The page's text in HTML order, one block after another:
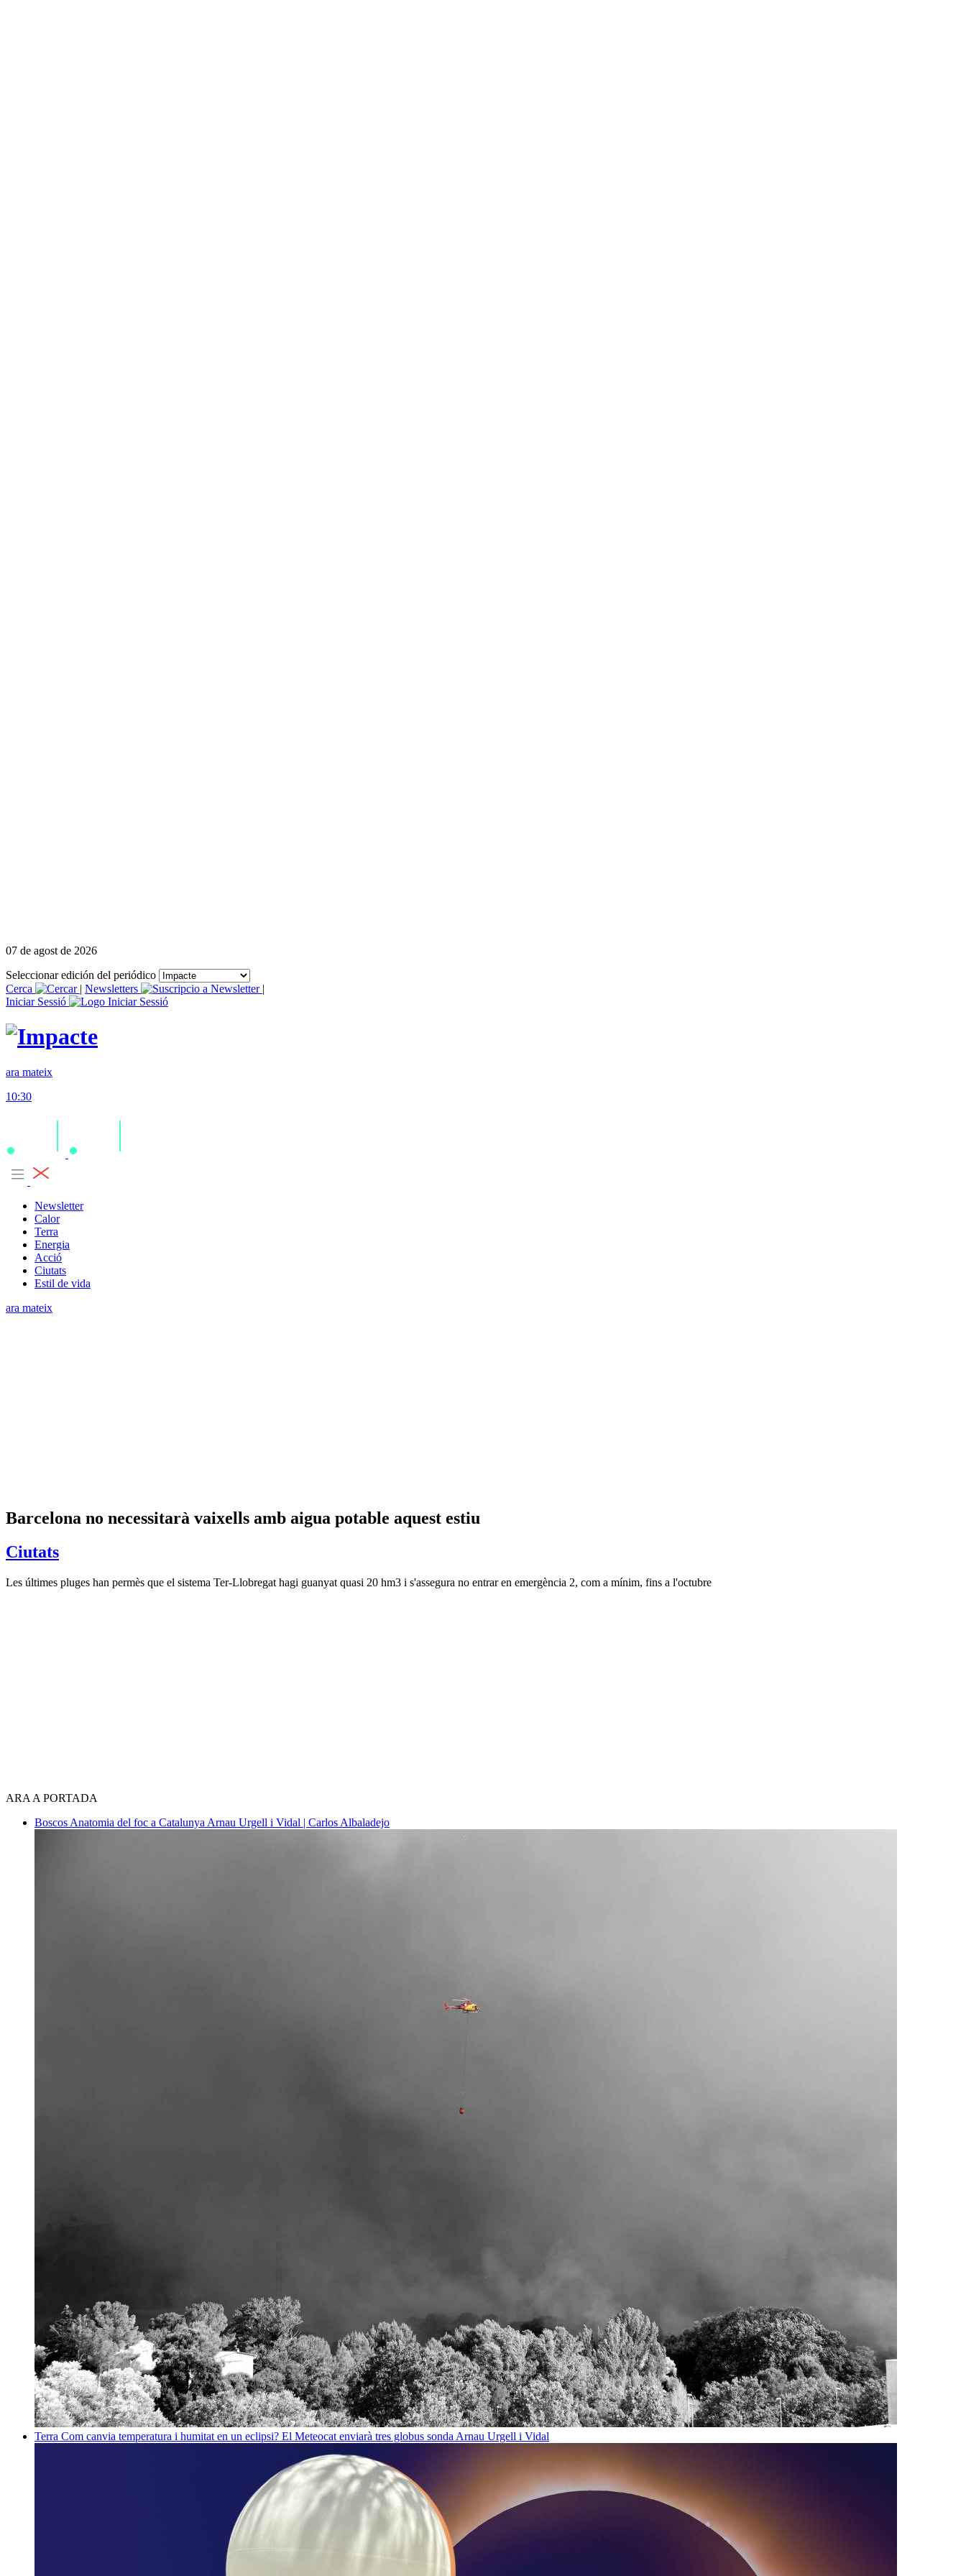
07 de agost de 2026
Seleccionar edición del periódico
Cerca
| Newsletters
|
Iniciar Sessió
ara mateix
10:30
Newsletter
Calor
Terra
Energia
Acció
Ciutats
Estil de vida
ara mateix
Barcelona no necessitarà vaixells amb aigua potable aquest estiu
Ciutats
Les últimes pluges han permès que el sistema Ter-Llobregat hagi guanyat quasi 20 hm3 i s'assegura no entrar en emergència 2, com a mínim, fins a l'octubre
ARA A PORTADA
Boscos Anatomia del foc a Catalunya Arnau Urgell i Vidal | Carlos Albaladejo
Terra Com canvia temperatura i humitat en un eclipsi? El Meteocat enviarà tres globus sonda Arnau Urgell i Vidal